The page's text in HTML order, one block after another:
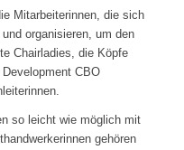
Mitarbeiterinnen, die sich
organisieren, um den
Chairladies, die Köpfe
CBO
so leicht wie möglich mit
gehören